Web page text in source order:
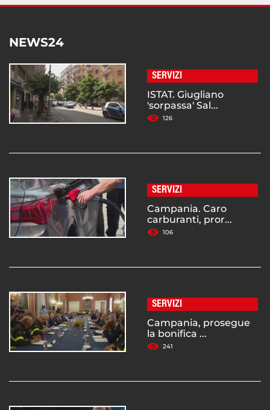
NEWS24
SERVIZI
ISTAT. Giugliano
'sorpassa' Sal...
126
SERVIZI
Campania. Caro
carburanti, pror...
106
SERVIZI
Campania, prosegue
la bonifica ...
241